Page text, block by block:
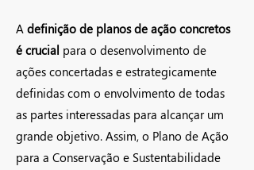
A definição de planos de ação concretos
é crucial para o desenvolvimento de
ações concertadas e estrategicamente
definidas com o envolvimento de todas
as partes interessadas para alcançar um
grande objetivo. Assim, o Plano de Ação
para a Conservação e Sustentabilidade